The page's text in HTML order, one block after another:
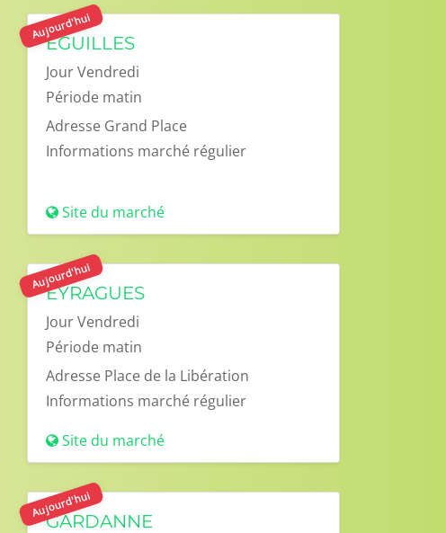
Aujourd'hui
EGUILLES
JourVendredi
Période matin
Adresse Grand Place
Informations marché régulier
Site du marché
Aujourd'hui
EYRAGUES
JourVendredi
Période matin
Adresse Place de la Libération
Informations marché régulier
Site du marché
Aujourd'hui
GARDANNE